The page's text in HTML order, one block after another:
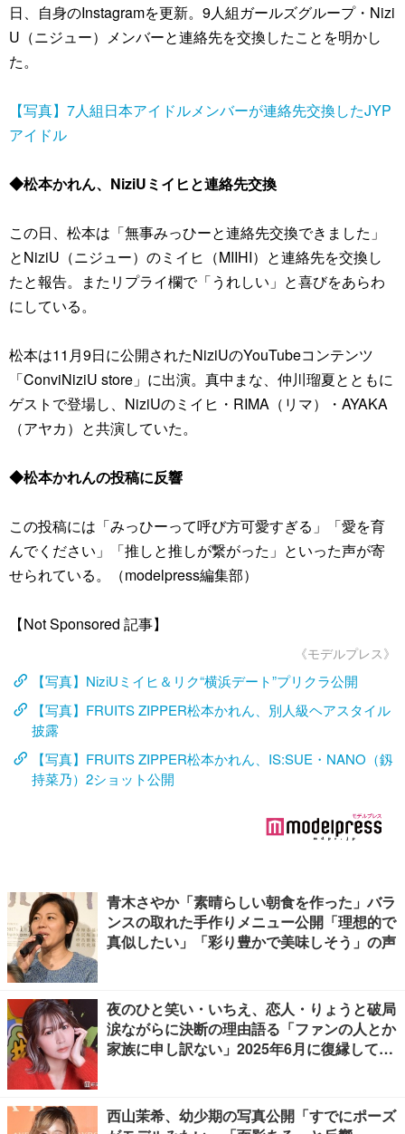
日、自身のInstagramを更新。9人組ガールズグループ・Nizi
U（ニジュー）メンバーと連絡先を交換したことを明かし
た。
【写真】7人組日本アイドルメンバーが連絡先交換したJYP
アイドル
◆松本かれん、NiziUミイヒと連絡先交換
この日、松本は「無事みっひーと連絡先交換できました」
とNiziU（ニジュー）のミイヒ（MIIHI）と連絡先を交換し
たと報告。またリプライ欄で「うれしい」と喜びをあらわ
にしている。
松本は11月9日に公開されたNiziUのYouTubeコンテンツ
「ConviNiziU store」に出演。真中まな、仲川瑠夏とともに
ゲストで登場し、NiziUのミイヒ・RIMA（リマ）・AYAKA
（アヤカ）と共演していた。
◆松本かれんの投稿に反響
この投稿には「みっひーって呼び方可愛すぎる」「愛を育
んでください」「推しと推しが繋がった」といった声が寄
せられている。（modelpress編集部）
【Not Sponsored 記事】
《モデルプレス》
【写真】NiziUミイヒ＆リク“横浜デート”プリクラ公開
【写真】FRUITS ZIPPER松本かれん、別人級ヘアスタイル
披露
【写真】FRUITS ZIPPER松本かれん、IS:SUE・NANO（釼
持菜乃）2ショット公開
青木さやか「素晴らしい朝食を作った」バラ
ンスの取れた手作りメニュー公開「理想的で
真似したい」「彩り豊かで美味しそう」の声
夜のひと笑い・いちえ、恋人・りょうと破局
涙ながらに決断の理由語る「ファンの人とか
家族に申し訳ない」2025年6月に復縁してい
西山茉希、幼少期の写真公開「すでにポーズ